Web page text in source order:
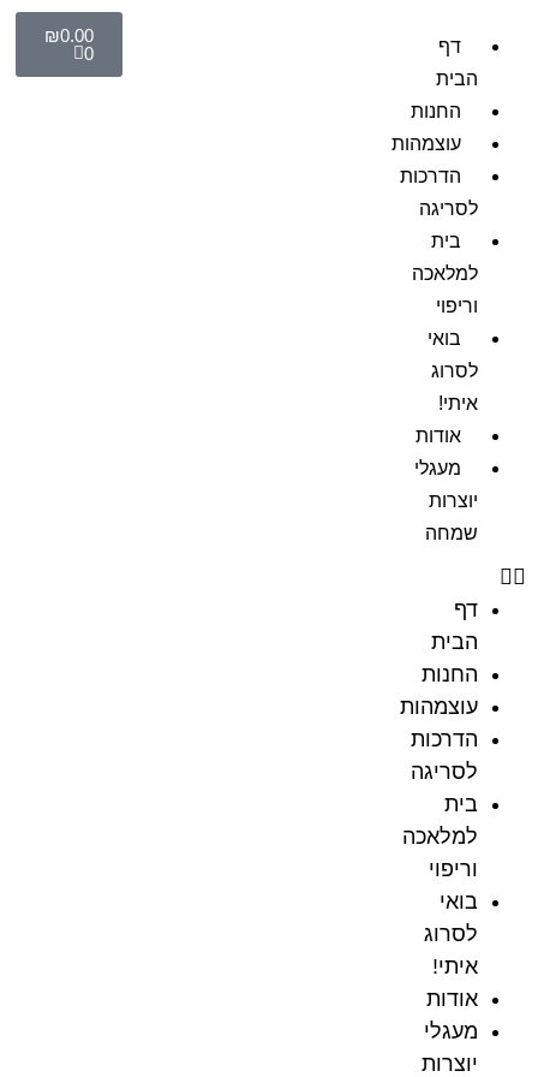
דף
הבית
החנות
עוצמהות
הדרכות
לסריגה
בית
למלאכה
וריפוי
בואי
לסרוג
איתי!
אודות
מעגלי
יוצרות
שמחה
דף
הבית
החנות
עוצמהות
הדרכות
לסריגה
בית
למלאכה
וריפוי
בואי
לסרוג
איתי!
אודות
מעגלי
יוצרות
₪0.00
0